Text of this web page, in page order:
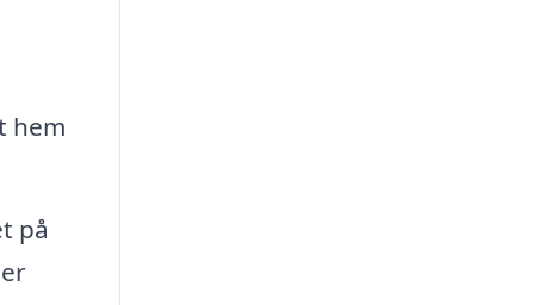
hem
på